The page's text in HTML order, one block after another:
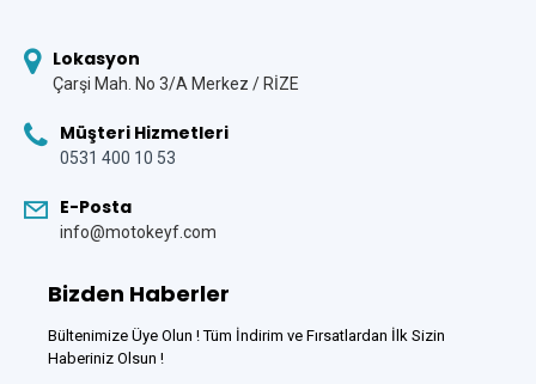
Lokasyon
Çarşi Mah. No 3/A Merkez / RİZE
Müşteri Hizmetleri
0531 400 10 53
E-Posta
info@motokeyf.com
Bizden Haberler
Bültenimize Üye Olun ! Tüm İndirim ve Fırsatlardan İlk Sizin
Haberiniz Olsun !